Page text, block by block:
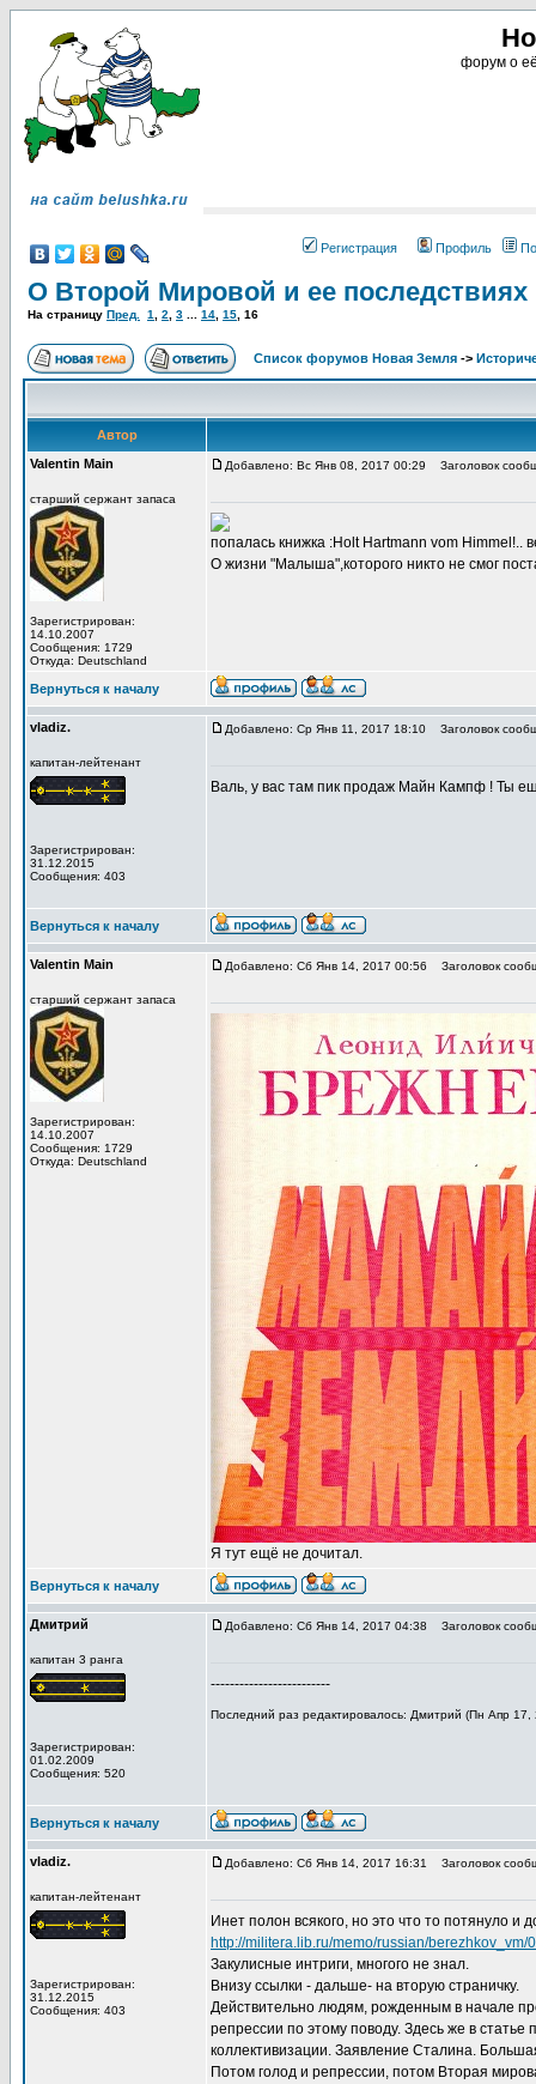
форум о
Регистрация Профиль
О Второй Мировой и ее последствиях
На страницу Пред. 1 2 3 14 15 16
Список форумов Новая Земля ->
Автор
Valentin Main
старший сержант запаса
Зарегистрирован:
14.10.2007
Сообщения: 1729
Откуда: Deutschland
Добавлено: Вс Янв 08, 2017 00:29 Заголовок
попалась книжка :Holt Hartmann vom Himmel!..
О жизни "Малыша",которого никто не смог
Вернуться к началу
vladiz.
капитан-лейтенант
Зарегистрирован:
31.12.2015
Сообщения: 403
Добавлено: Ср Янв 11, 2017 18:10 Заголовок
Валь, у вас там пик продаж Майн Кампф ! Ты
Вернуться к началу
Valentin Main
старший сержант запаса
Зарегистрирован:
14.10.2007
Сообщения: 1729
Откуда: Deutschland
Добавлено: Сб Янв 14, 2017 00:56 Заголовок
Я тут ещё не дочитал.
Вернуться к началу
Дмитрий
капитан 3 ранга
Зарегистрирован:
01.02.2009
Сообщения: 520
Добавлено: Сб Янв 14, 2017 04:38 Заголовок
-------------------------
Последний раз редактировалось: Дмитрий (Пн Апр 17,
Вернуться к началу
vladiz.
капитан-лейтенант
Зарегистрирован:
31.12.2015
Сообщения: 403
Добавлено: Сб Янв 14, 2017 16:31 Заголовок
Инет полон всякого, но это что то потянуло и
http://militera.lib.ru/memo/russian/berezhkov_vm/
Закулисные интриги, многого не знал.
Внизу ссылки - дальше- на вторую страничку.
Действительно людям, рожденным в начале
репрессии по этому поводу. Здесь же в
коллективизации. Заявление Сталина.
Потом голод и репрессии, потом Вторая